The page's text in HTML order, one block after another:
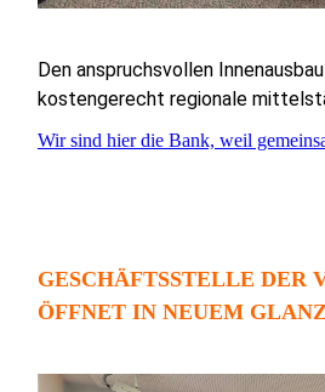
Den anspruchsvollen
kostengerecht regionale
Wir sind hier die Bank, weil
GESCHÄFTSSTELLE DER
ÖFFNET IN NEUEM